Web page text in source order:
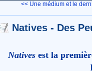
<< Une médium et le
Natives - Des
Nativesest la